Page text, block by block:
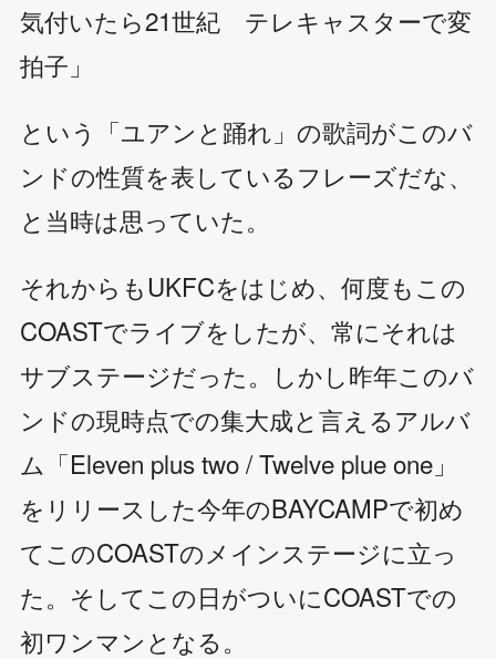
気付いたら21世紀 テレキャスターで変
拍子」
という「ユアンと踊れ」の歌詞がこのバ
ンドの性質を表しているフレーズだな、
と当時は思っていた。
それからもUKFCをはじめ、何度もこの
COASTでライブをしたが、常にそれは
サブステージだった。しかし昨年このバ
ンドの現時点での集大成と言えるアルバ
ム「Eleven plus two / Twelve plue one」
をリリースした今年のBAYCAMPで初め
てこのCOASTのメインステージに立っ
た。そしてこの日がついにCOASTでの
初ワンマンとなる。